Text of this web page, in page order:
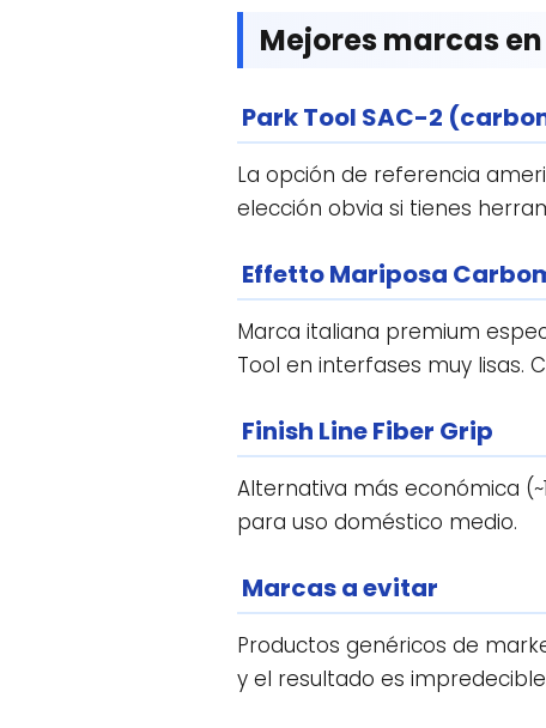
Mejores marcas
Park Tool SAC-2
La opción de referencia
elección obvia si tienes
Effetto Mariposa
Marca italiana premium
Tool en interfases muy lisas.
Finish Line Fiber Grip
Alternativa más económica
para uso doméstico medio.
Marcas a evitar
Productos genéricos de
y el resultado es